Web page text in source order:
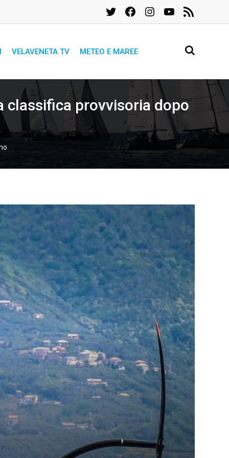
TwitterFacebookInstagramYouTube
Feed
RSS
VELAVENETA TV METEO E MAREE
classifica provvisoria dopo